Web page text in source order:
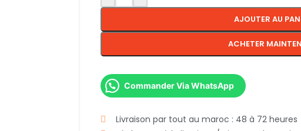
AJOUTER AU
ACHETER
Commander Via WhatsApp
Livraison par tout au maroc : 48 à 72 heures